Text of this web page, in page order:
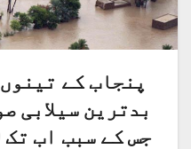
پنجاب کے
بدترین سیلابی